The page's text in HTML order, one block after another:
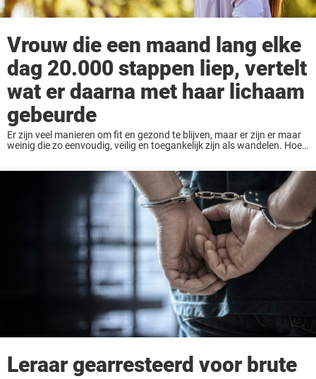
Vrouw die een maand lang elke
dag 20.000 stappen liep, vertelt
wat er daarna met haar lichaam
gebeurde
Er zijn veel manieren om fit en gezond te blijven, maar er zijn er maar
weinig die zo eenvoudig, veilig en toegankelijk zijn als wandelen. Hoe
Leraar gearresteerd voor brute